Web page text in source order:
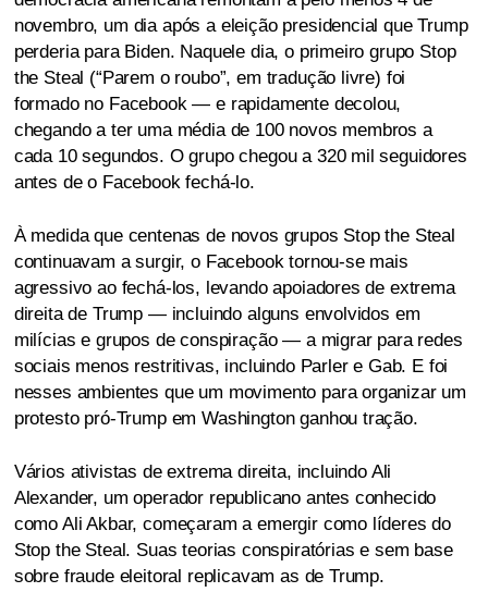
novembro, um dia após a eleição presidencial que Trump
perderia para Biden. Naquele dia, o primeiro grupo Stop
the Steal (“Parem o roubo”, em tradução livre) foi
formado no Facebook — e rapidamente decolou,
chegando a ter uma média de 100 novos membros a
cada 10 segundos. O grupo chegou a 320 mil seguidores
antes de o Facebook fechá-lo.
À medida que centenas de novos grupos Stop the Steal
continuavam a surgir, o Facebook tornou-se mais
agressivo ao fechá-los, levando apoiadores de extrema
direita de Trump — incluindo alguns envolvidos em
milícias e grupos de conspiração — a migrar para redes
sociais menos restritivas, incluindo Parler e Gab. E foi
nesses ambientes que um movimento para organizar um
protesto pró-Trump em Washington ganhou tração.
Vários ativistas de extrema direita, incluindo Ali
Alexander, um operador republicano antes conhecido
como Ali Akbar, começaram a emergir como líderes do
Stop the Steal. Suas teorias conspiratórias e sem base
sobre fraude eleitoral replicavam as de Trump.